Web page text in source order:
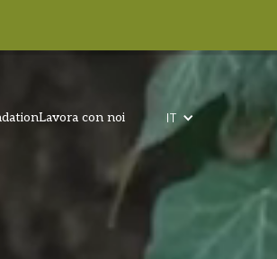
Lavora con noi IT